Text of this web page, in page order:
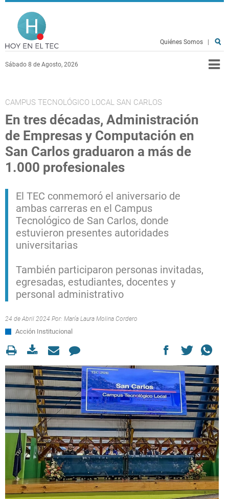
Pasar al contenido principal
Sábado 8 de Agosto, 2026
Quiénes Somos
CAMPUS TECNOLÓGICO LOCAL SAN CARLOS
En tres décadas, Administración
de Empresas y Computación en
San Carlos graduaron a más de
1.000 profesionales
El TEC conmemoró el aniversario de
ambas carreras en el Campus
Tecnológico de San Carlos, donde
estuvieron presentes autoridades
universitarias
También participaron personas invitadas,
egresadas, estudiantes, docentes y
personal administrativo
24 de Abril 2024 Por: María Laura Molina Cordero
Acción Institucional